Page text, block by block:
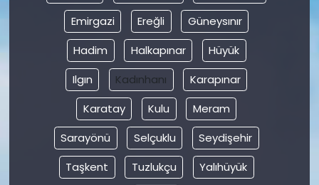
Emirgazi
Ereğli
Güneysınır
Hadim
Halkapınar
Hüyük
Ilgın
Kadınhanı
Karapınar
Karatay
Kulu
Meram
Sarayönü
Selçuklu
Seydişehir
Taşkent
Tuzlukçu
Yalıhüyük